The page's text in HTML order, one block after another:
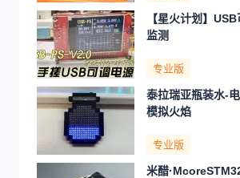
【星火计划】
监测
专业版
泰拉瑞亚瓶装水-
模拟火焰
专业版
米醋